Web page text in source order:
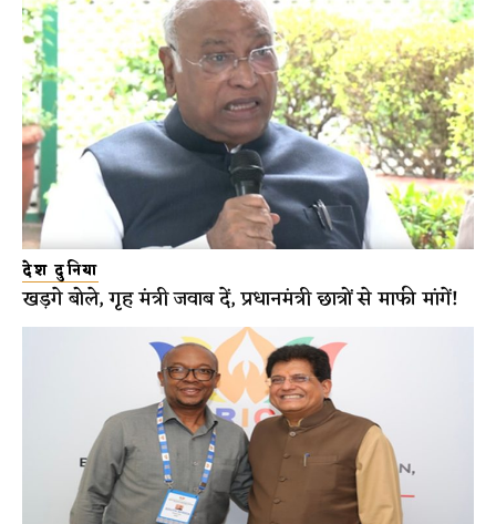
देश दुनिया
खड़गे बोले, गृह मंत्री जवाब दें, प्रधानमंत्री छात्रों से माफी मांगें!